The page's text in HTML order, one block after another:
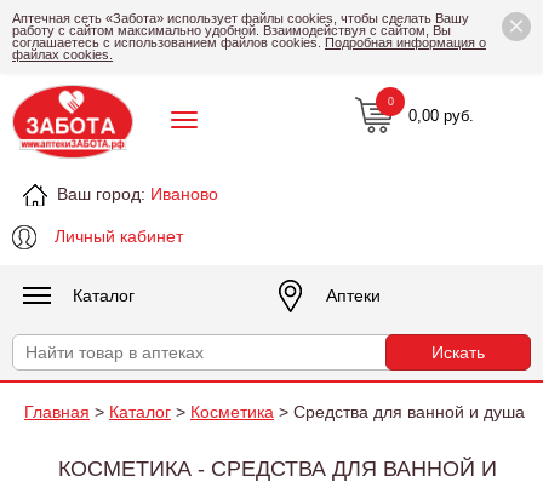
×
Аптечная сеть «Забота» использует файлы cookies, чтобы сделать Вашу
работу с сайтом максимально удобной. Взаимодействуя с сайтом, Вы
соглашаетесь с использованием файлов cookies. Подробная информация о
файлах cookies.
Ваш город: Иваново
Личный кабинет
0,00 руб.
0
Каталог Аптеки
Главная > Каталог > Косметика > Средства для ванной и душа
КОСМЕТИКА - СРЕДСТВА ДЛЯ ВАННОЙ И